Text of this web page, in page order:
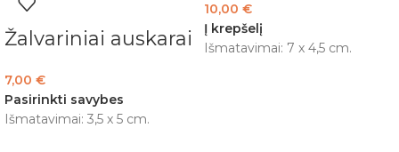
Žalvariniai auskarai
7,00 €
Pasirinkti savybes
Išmatavimai: 3,5 x 5 cm.
10,00 €
Į krepšelį
Išmatavimai: 7 x 4,5 cm.